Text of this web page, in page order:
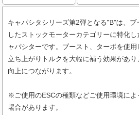
キャパシタシリーズ第2弾となる"B"は、ブ
したストックモーターカテゴリーに特化
ャパシターです。ブースト、ターボを使
立ち上がりトルクを大幅に補う効果があ
向上につながります。
※ご使用のESCの種類などご使用環境によ
場合があります。